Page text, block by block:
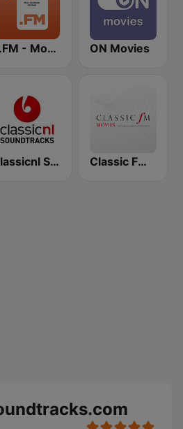
1.FM - Movie Soundtracks Hits ON Movies
classicnl Soundtracks Classic FM Movies